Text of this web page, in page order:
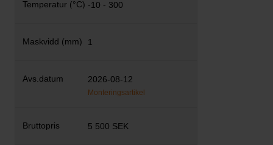
-10 - 300
1
2026-08-12
Monteringsartikel
5 500 SEK